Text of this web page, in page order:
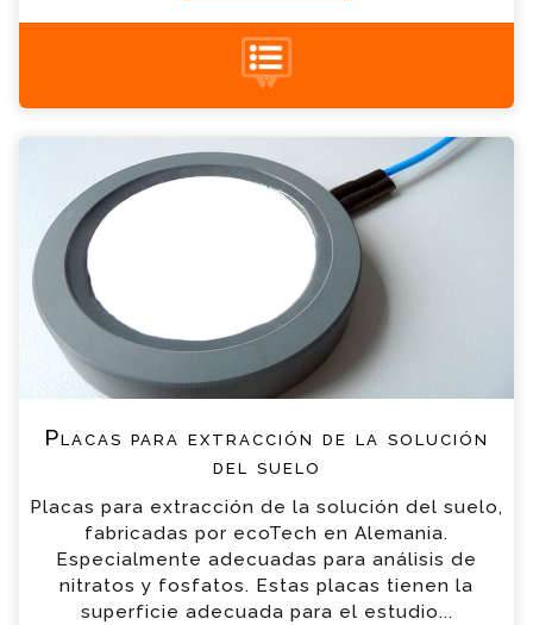
+34 935 900 007
Placas para extracción de la solución
del suelo
Placas para extracción de la solución del suelo,
fabricadas por ecoTech en Alemania.
Especialmente adecuadas para análisis de
nitratos y fosfatos. Estas placas tienen la
superficie adecuada para el estudio...
Placas para extracción de la solución del
suelo Consulta
Por favor completa el formulario, un miembro
de nuestro equipo contactara contigo en
Teléfono
*
Empresa
*
Mensaje
*